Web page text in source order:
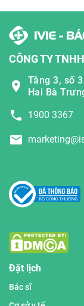
CÔNG TY
Tầng 3, số
Hai Bà
1900 3367
Đặt lịch
Bác sĩ